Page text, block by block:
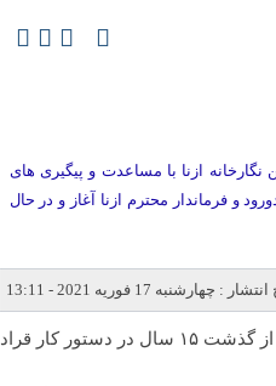
ازنا با مساعدت و پیگیری های
و فرماندار محترم ازنا آغاز و در حال
: چهارشنبه 17 فوریه 2021 - 13:11
تکمیل و تجهیز سالن نگارخانه مجتمع فرهنگی هنري شهرستان ازنا پس از گذشت ۱۵ سال در دستور کار قراد